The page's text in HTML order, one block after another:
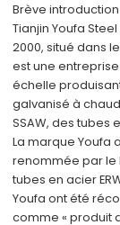
Brève introduction
Tianjin Youfa
2000, situé dans
est une
échelle
galvanisé à
SSAW, des
La marque Youfa
renommée par le
tubes en acier
Youfa ont été
comme « produit